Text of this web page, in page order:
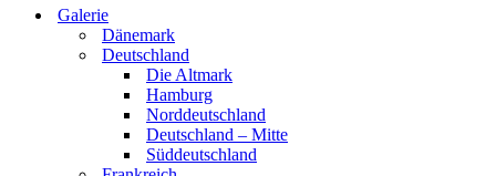
Galerie
Dänemark
Deutschland
Die Altmark
Hamburg
Norddeutschland
Deutschland – Mitte
Süddeutschland